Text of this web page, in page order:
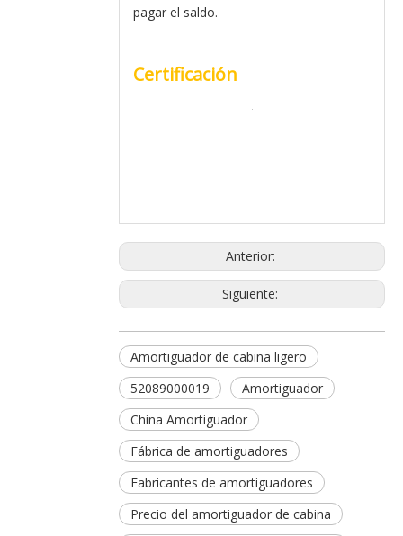
pagar el saldo.
Certificación
Anterior:
Siguiente:
Amortiguador de cabina ligero
52089000019
Amortiguador
China Amortiguador
Fábrica de amortiguadores
Fabricantes de amortiguadores
Precio del amortiguador de cabina